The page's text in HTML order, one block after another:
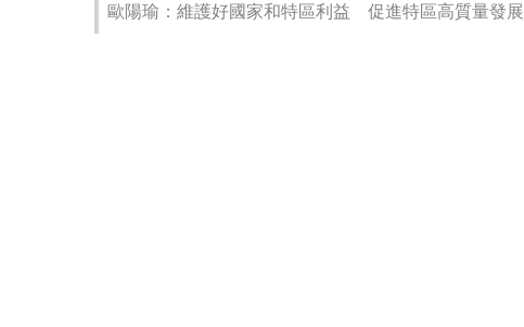
歐陽瑜：維護好國家和特區利益 促進特區高質量發展